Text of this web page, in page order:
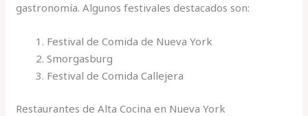
gastronomía. Algunos festivales destacados son:
Festival de Comida de Nueva York
Smorgasburg
Festival de Comida Callejera
Restaurantes de Alta Cocina en Nueva York